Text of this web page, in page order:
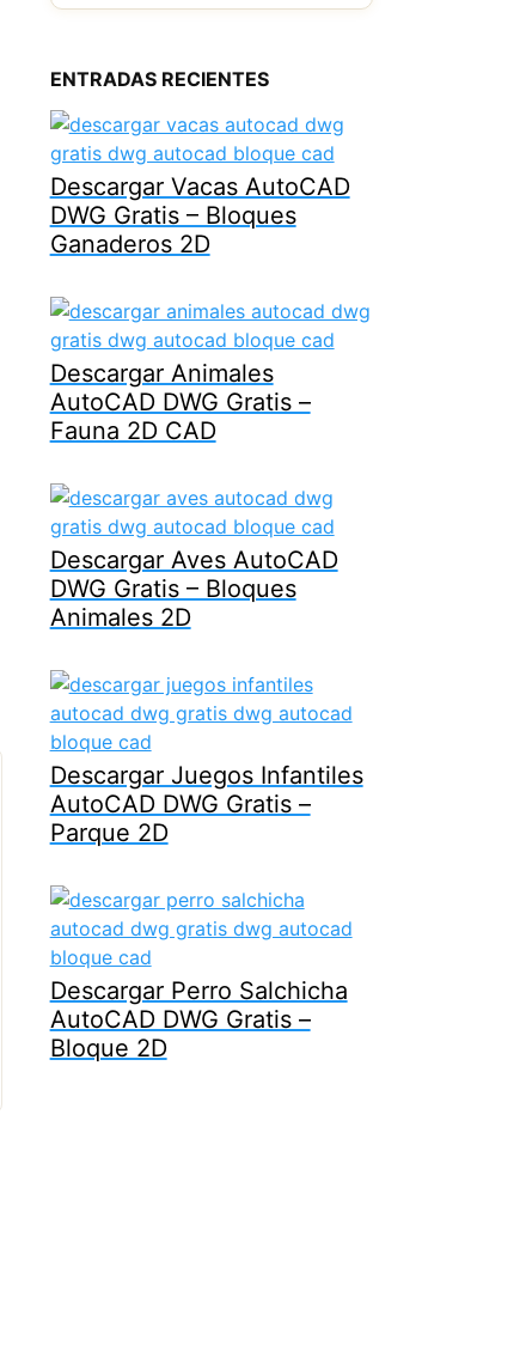
ENTRADAS RECIENTES
Descargar Vacas AutoCAD
DWG Gratis – Bloques
Ganaderos 2D
Descargar Animales
AutoCAD DWG Gratis –
Fauna 2D CAD
Descargar Aves AutoCAD
DWG Gratis – Bloques
Animales 2D
Descargar Juegos Infantiles
AutoCAD DWG Gratis –
Parque 2D
Descargar Perro Salchicha
AutoCAD DWG Gratis –
Bloque 2D